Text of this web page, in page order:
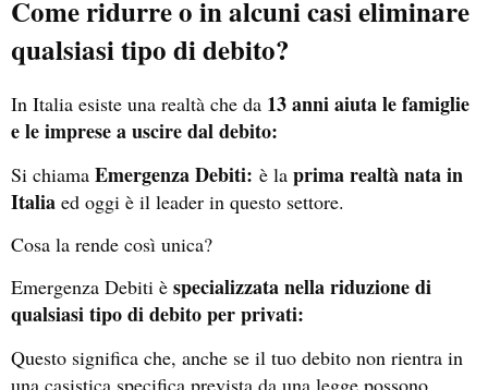
Come ridurre o in alcuni casi eliminare
qualsiasi tipo di debito?
In Italia esiste una realtà che da 13 anni aiuta le famiglie
e le imprese a uscire dal debito:
Si chiama Emergenza Debiti: è la prima realtà nata in
Italia ed oggi è il leader in questo settore.
Cosa la rende così unica?
Emergenza Debiti è specializzata nella riduzione di
qualsiasi tipo di debito per privati:
Questo significa che, anche se il tuo debito non rientra in
una casistica specifica prevista da una legge possono